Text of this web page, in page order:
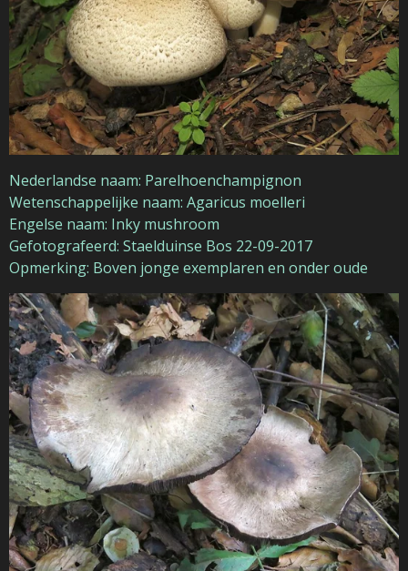
Nederlandse naam: Parelhoenchampignon
Wetenschappelijke naam: Agaricus moelleri
Engelse naam: Inky mushroom
Gefotografeerd: Staelduinse Bos 22-09-2017
Opmerking: Boven jonge exemplaren en onder oude